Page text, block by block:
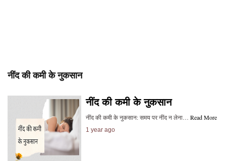
नींद की कमी के नुकसान
नींद की कमी के नुकसान
नींद की कमी के नुकसान: समय पर नींद न लेना… Read More
1 year ago